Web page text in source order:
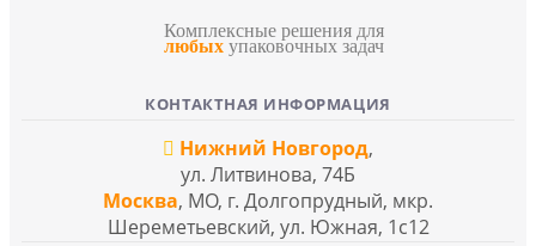
Комплексные решения для
любых упаковочных задач
КОНТАКТНАЯ ИНФОРМАЦИЯ
Нижний Новгород,
ул. Литвинова, 74Б
Москва, МО, г. Долгопрудный, мкр.
Шереметьевский, ул. Южная, 1с12